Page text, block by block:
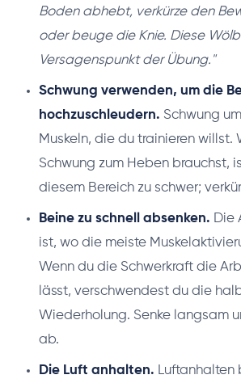
Boden abhebt, verkürze den
oder beuge die Knie. Diese
Versagenspunkt der Übung."
Schwung verwenden, um die
hochzuschleudern. Schwung
Muskeln, die du trainieren willst.
Schwung zum Heben brauchst,
diesem Bereich zu schwer;
Beine zu schnell absenken. Die
ist, wo die meiste
Wenn du die Schwerkraft die
lässt, verschwendest du die
Wiederholung. Senke langsam
ab.
Die Luft anhalten. Luftanhalten